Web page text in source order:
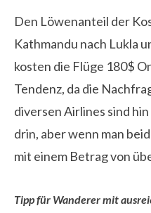
Den Löwenanteil der
Kathmandu nach Lukla
kosten die Flüge 180$
Tendenz, da die
diversen Airlines sind
drin, aber wenn man
mit einem Betrag von
Tipp für Wanderer mit